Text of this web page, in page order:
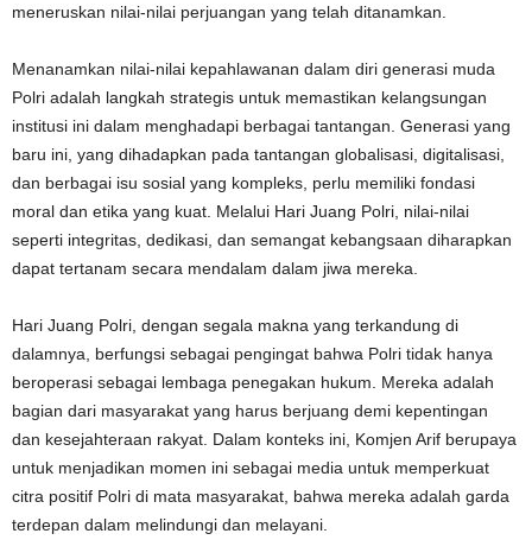
meneruskan nilai-nilai perjuangan yang telah ditanamkan.
Menanamkan nilai-nilai kepahlawanan dalam diri generasi muda
Polri adalah langkah strategis untuk memastikan kelangsungan
institusi ini dalam menghadapi berbagai tantangan. Generasi yang
baru ini, yang dihadapkan pada tantangan globalisasi, digitalisasi,
dan berbagai isu sosial yang kompleks, perlu memiliki fondasi
moral dan etika yang kuat. Melalui Hari Juang Polri, nilai-nilai
seperti integritas, dedikasi, dan semangat kebangsaan diharapkan
dapat tertanam secara mendalam dalam jiwa mereka.
Hari Juang Polri, dengan segala makna yang terkandung di
dalamnya, berfungsi sebagai pengingat bahwa Polri tidak hanya
beroperasi sebagai lembaga penegakan hukum. Mereka adalah
bagian dari masyarakat yang harus berjuang demi kepentingan
dan kesejahteraan rakyat. Dalam konteks ini, Komjen Arif berupaya
untuk menjadikan momen ini sebagai media untuk memperkuat
citra positif Polri di mata masyarakat, bahwa mereka adalah garda
terdepan dalam melindungi dan melayani.